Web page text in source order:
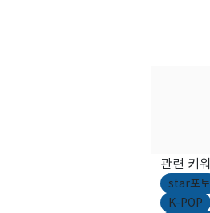
관련 키
star포토
K-POP